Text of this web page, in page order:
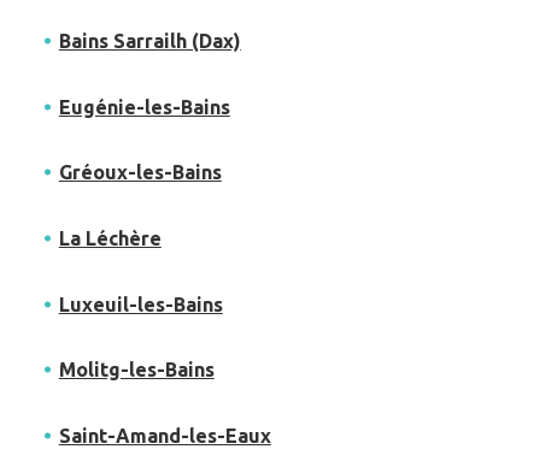
Bains Sarrailh (Dax)
Eugénie-les-Bains
Gréoux-les-Bains
La Léchère
Luxeuil-les-Bains
Molitg-les-Bains
Saint-Amand-les-Eaux